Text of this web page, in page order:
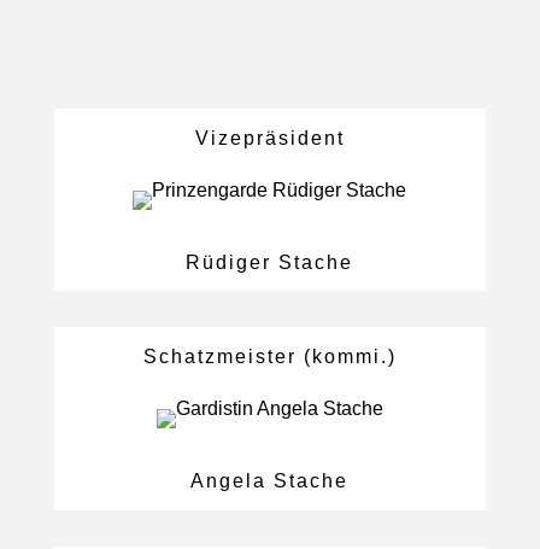
Vizepräsident
Rüdiger Stache
Schatzmeister (kommi.)
Angela Stache